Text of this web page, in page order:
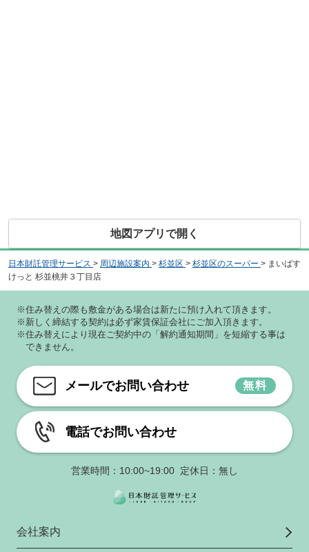
地図アプリで開く
日本財託管理サービス > 周辺施設案内 > 杉並区 > 杉並区のスーパー > まいばす
けっと 杉並桃井３丁目店
※住み替えの際も敷金がある場合は新たに預け入れて頂きます。
※新しく締結する契約は必ず家賃保証会社にご加入頂きます。
※住み替えにより現在ご契約中の「解約通知期間」を短縮する事は
できません。
メールでお問い合わせ 無料
電話でお問い合わせ
営業時間：10:00~19:00 定休日：無し
会社案内